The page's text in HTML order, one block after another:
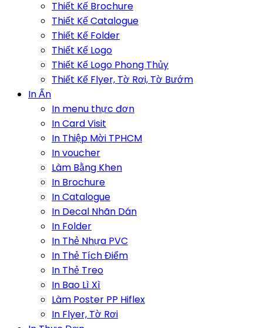
Thiết Kế Brochure
Thiết Kế Catalogue
Thiết Kế Folder
Thiết Kế Logo
Thiết Kế Logo Phong Thủy
Thiết Kế Flyer, Tờ Rơi, Tờ Bướm
In Ấn
In menu thực đơn
In Card Visit
In Thiệp Mời TPHCM
In voucher
Làm Bằng Khen
In Brochure
In Catalogue
In Decal Nhãn Dán
In Folder
In Thẻ Nhựa PVC
In Thẻ Tích Điểm
In Thẻ Treo
In Bao Lì Xì
Làm Poster PP Hiflex
In Flyer, Tờ Rơi